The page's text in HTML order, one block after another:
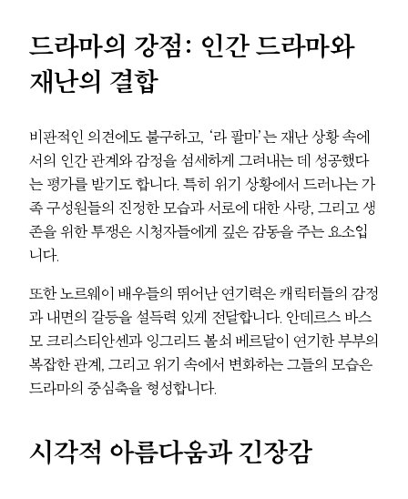
드라마의 강점: 인간 드라마와
재난의 결합
비판적인 의견에도 불구하고, ‘라 팔마’는 재난 상황 속에
서의 인간 관계와 감정을 섬세하게 그려내는 데 성공했다
는 평가를 받기도 합니다. 특히 위기 상황에서 드러나는 가
족 구성원들의 진정한 모습과 서로에 대한 사랑, 그리고 생
존을 위한 투쟁은 시청자들에게 깊은 감동을 주는 요소입
니다.
또한 노르웨이 배우들의 뛰어난 연기력은 캐릭터들의 감정
과 내면의 갈등을 설득력 있게 전달합니다. 안데르스 바스
모 크리스티안센과 잉그리드 볼쇠 베르달이 연기한 부부의
복잡한 관계, 그리고 위기 속에서 변화하는 그들의 모습은
드라마의 중심축을 형성합니다.
시각적 아름다움과 긴장감